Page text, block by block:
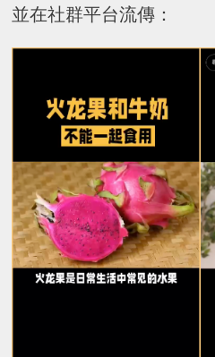
並在社群平台流傳：